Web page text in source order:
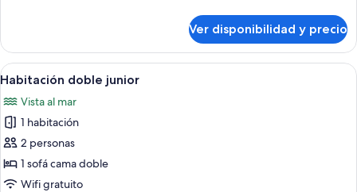
triple
Deluxe
Ver disponibilidad y precio
Ver
todas
las
fotos
de
Habitación
doble
Una habitación de hotel con una
3
Habitación doble junior
Vista al mar
1 habitación
2 personas
1 sofá cama doble
Wifi gratuito